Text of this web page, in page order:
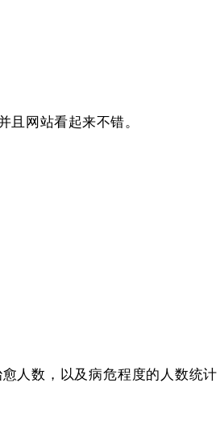
⽹站看起来不错。
人数，以及病危程度的人数统计